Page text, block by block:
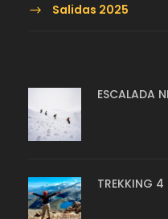
Salidas 2025
ESCALADA
TREKKING 4